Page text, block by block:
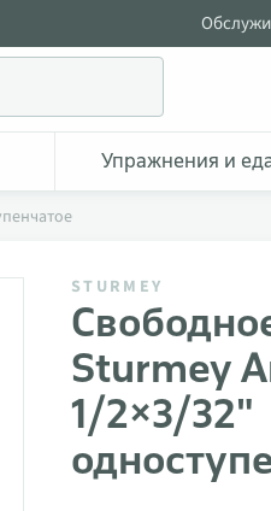
Упражнения и
STURMEY
Sturmey
1/2×3/32"